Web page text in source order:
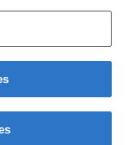
TP1001379503